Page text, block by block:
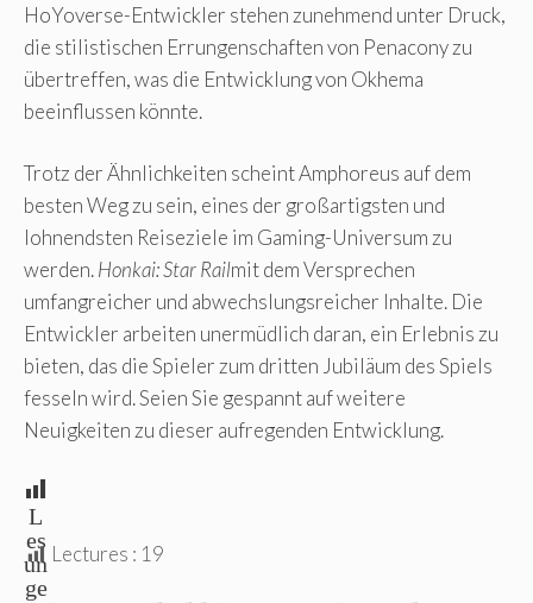
HoYoverse-Entwickler stehen zunehmend unter Druck,
die stilistischen Errungenschaften von Penacony zu
übertreffen, was die Entwicklung von Okhema
beeinflussen könnte.
Trotz der Ähnlichkeiten scheint Amphoreus auf dem
besten Weg zu sein, eines der großartigsten und
lohnendsten Reiseziele im Gaming-Universum zu
werden.Honkai: Star Railmit dem Versprechen
umfangreicher und abwechslungsreicher Inhalte. Die
Entwickler arbeiten unermüdlich daran, ein Erlebnis zu
bieten, das die Spieler zum dritten Jubiläum des Spiels
fesseln wird. Seien Sie gespannt auf weitere
Neuigkeiten zu dieser aufregenden Entwicklung.
L
es
un
ge
Lectures : 19